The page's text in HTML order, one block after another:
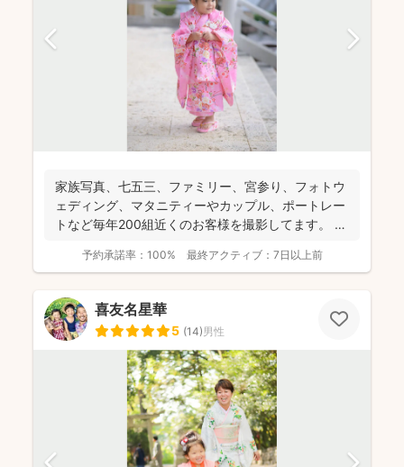
家族写真、七五三、ファミリー、宮参り、フォトウ
ェディング、マタニティーやカップル、ポートレー
トなど毎年200組近くのお客様を撮影してます。 ナ
予約承諾率： 100% 最終アクティブ： 7日以上前
喜友名星華
5 (14)男性